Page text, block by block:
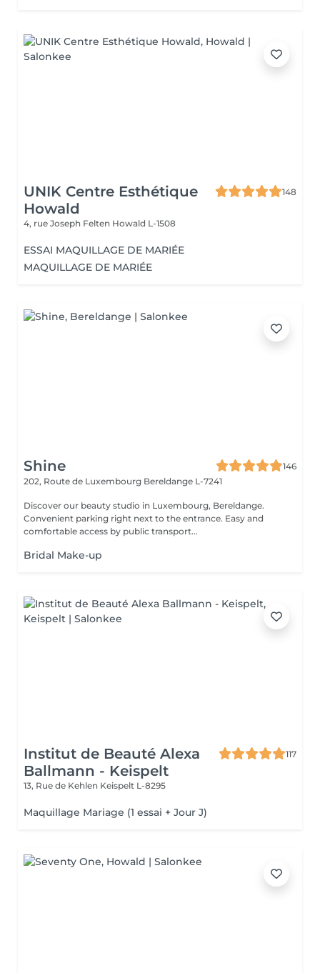
UNIK Centre Esthétique
Howald
148
4, rue Joseph Felten Howald L-1508
ESSAI MAQUILLAGE DE MARIÉE
MAQUILLAGE DE MARIÉE
Shine
146
202, Route de Luxembourg Bereldange L-7241
Discover our beauty studio in Luxembourg, Bereldange.
Convenient parking right next to the entrance. Easy and
comfortable access by public transport...
Bridal Make-up
Institut de Beauté Alexa
Ballmann - Keispelt
117
13, Rue de Kehlen Keispelt L-8295
Maquillage Mariage (1 essai + Jour J)